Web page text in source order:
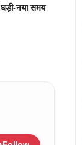
घड़ी-नया समय